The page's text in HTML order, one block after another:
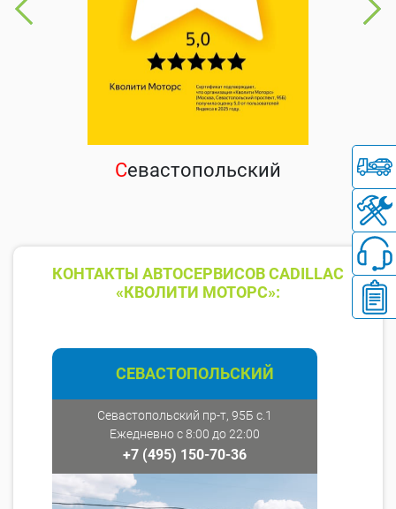
Севастопольский
КОНТАКТЫ АВТОСЕРВИСОВ CADILLAC
«КВОЛИТИ МОТОРС»:
СЕВАСТОПОЛЬСКИЙ
Севастопольский пр-т, 95Б с.1
Ежедневно с 8:00 до 22:00
+7 (495) 150-70-36